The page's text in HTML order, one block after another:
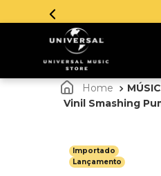
Vinil Smashing
Importado
Lançamento